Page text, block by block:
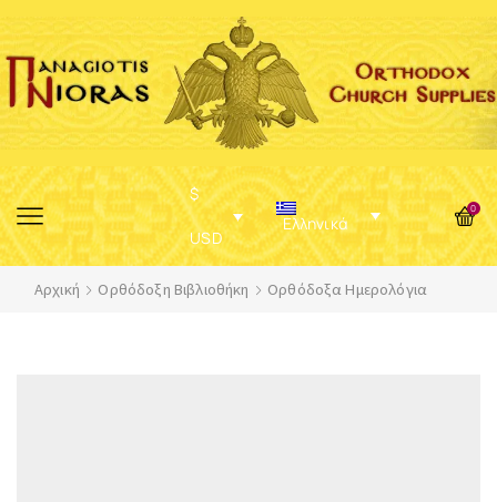
$
USD
Ελληνικά
0
Αρχική Ορθόδοξη Βιβλιοθήκη Ορθόδοξα Ημερολόγια